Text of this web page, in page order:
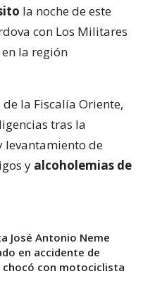
la noche de este
con Los Militares
la región
la Fiscalía Oriente,
tras la
levantamiento de
y alcoholemias de
José Antonio Neme
en accidente de
con motociclista